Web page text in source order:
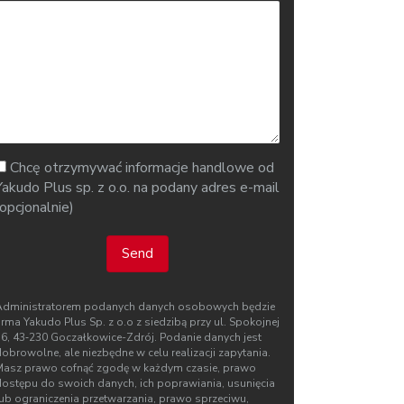
Chcę otrzymywać informacje handlowe od
Plus sp. z o.o. na podany adres e-mail
Send
podanych danych osobowych będzie
Yakudo Plus Sp. z o.o z siedzibą przy ul. Spokojnej
43‑230 Goczałkowice-Zdrój. Podanie danych jest
ale niezbędne w celu realizacji zapytania.
prawo cofnąć zgodę w każdym czasie, prawo
do swoich danych, ich poprawiania, usunięcia
ograniczenia przetwarzania, prawo sprzeciwu,